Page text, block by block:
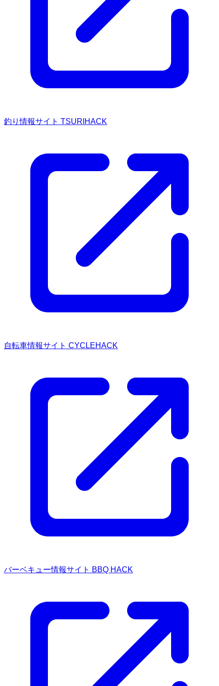
釣り情報サイト TSURIHACK
自転車情報サイト CYCLEHACK
バーベキュー情報サイト BBQ HACK